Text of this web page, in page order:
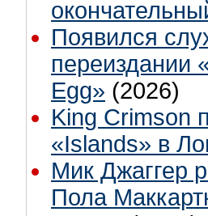
Появился
переиздании
Egg» (2026)
King Crimson
«Islands» в
Мик Джаггер
Пола